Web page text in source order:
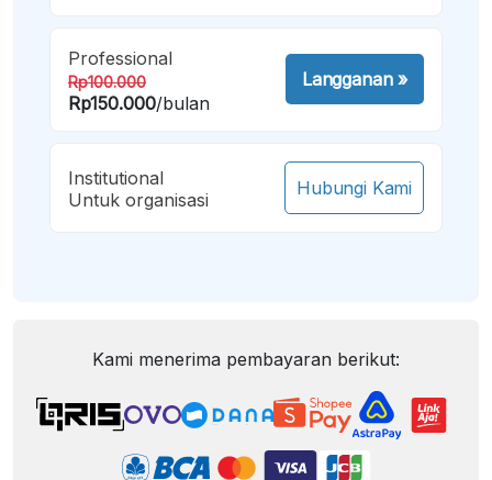
Professional
Rp100.000
Rp150.000/bulan
Langganan»
Institutional
Untuk organisasi
Hubungi Kami
Kami menerima pembayaran berikut: